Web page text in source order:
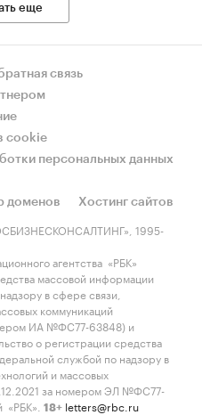
еще
связь
cookie
персональных данных
доменов
Хостинг сайтов
1995-
агентства «РБК»
массовой информации
в сфере связи,
коммуникаций
ИА №ФС77-63848) и
о регистрации средства
службой по надзору в
и массовых
за номером ЭЛ №ФС77-
18+ letters@rbc.ru